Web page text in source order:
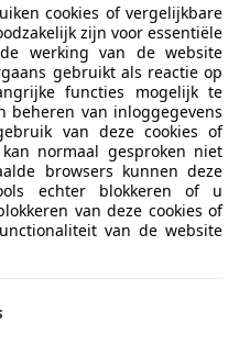
bieden wij een eerlijke
vanzelfsprekend ook voor
of het bij te betalen bedrag
meer dan normaal om
in termijnen te
zoals u zelf wel zal weten
motor kunt
cookies of vergelijkbare
zijn voor essentiële
werking van de website
gebruikt als reactie op
functies mogelijk te
beheren van inloggegevens
van deze cookies of
normaal gesproken niet
browsers kunnen deze
echter blokkeren of u
van deze cookies of
van de website